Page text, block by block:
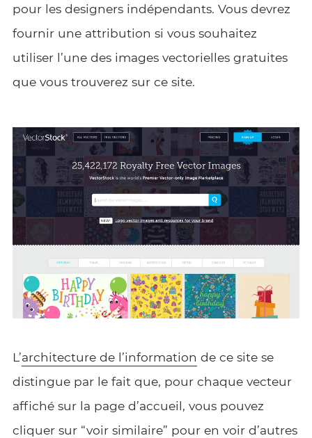
pour les designers indépendants. Vous devrez
fournir une attribution si vous souhaitez
utiliser l’une des images vectorielles gratuites
que vous trouverez sur ce site.
L’architecture de l’information de ce site se
distingue par le fait que, pour chaque vecteur
affiché sur la page d’accueil, vous pouvez
cliquer sur “voir similaire” pour en voir d’autres